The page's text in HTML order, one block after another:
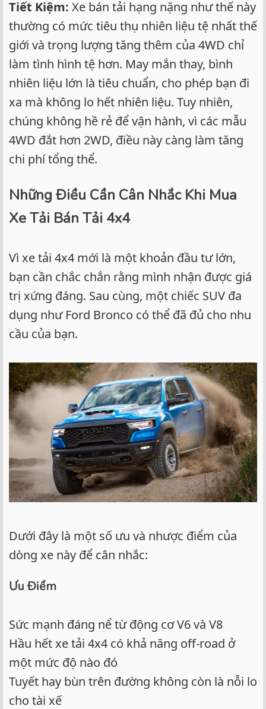
Tiết Kiệm: Xe bán tải hạng nặng như thế này
thường có mức tiêu thụ nhiên liệu tệ nhất thế
giới và trọng lượng tăng thêm của 4WD chỉ
làm tình hình tệ hơn. May mắn thay, bình
nhiên liệu lớn là tiêu chuẩn, cho phép bạn đi
xa mà không lo hết nhiên liệu. Tuy nhiên,
chúng không hề rẻ để vận hành, vì các mẫu
4WD đắt hơn 2WD, điều này càng làm tăng
chi phí tổng thể.
Những Điều Cần Cân Nhắc Khi Mua
Xe Tải Bán Tải 4x4
Vì xe tải 4x4 mới là một khoản đầu tư lớn,
bạn cần chắc chắn rằng mình nhận được giá
trị xứng đáng. Sau cùng, một chiếc SUV đa
dụng như Ford Bronco có thể đã đủ cho nhu
cầu của bạn.
Dưới đây là một số ưu và nhược điểm của
dòng xe này để cân nhắc:
Ưu Điểm
Sức mạnh đáng nể từ động cơ V6 và V8
Hầu hết xe tải 4x4 có khả năng off-road ở
một mức độ nào đó
Tuyết hay bùn trên đường không còn là nỗi lo
cho tài xế